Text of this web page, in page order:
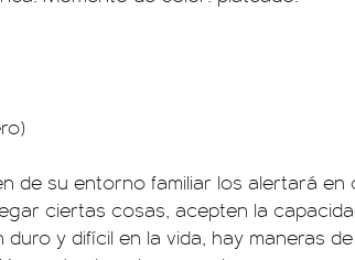
de su entorno familiar los alertará en
ciertas cosas, acepten la
y difícil en la vida, hay maneras